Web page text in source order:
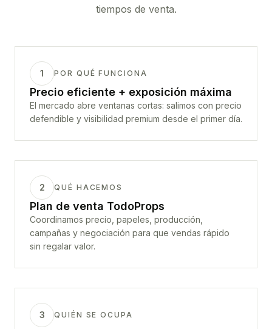
tiempos de venta.
1 POR QUÉ FUNCIONA
Precio eficiente + exposición máxima
El mercado abre ventanas cortas: salimos con precio
defendible y visibilidad premium desde el primer día.
2 QUÉ HACEMOS
Plan de venta TodoProps
Coordinamos precio, papeles, producción,
campañas y negociación para que vendas rápido
sin regalar valor.
3 QUIÉN SE OCUPA